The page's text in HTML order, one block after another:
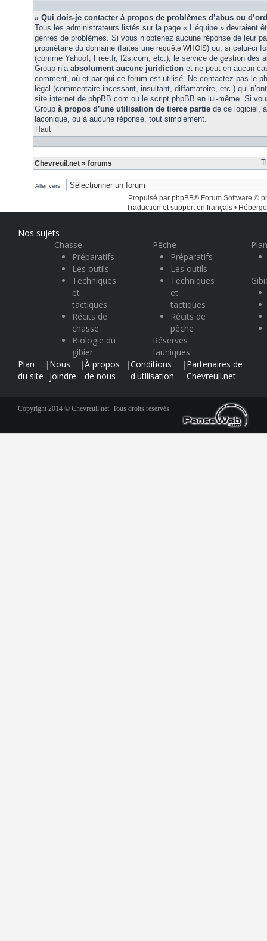
» Qui dois-je contacter à propos de problèmes d’abus ou
Tous les administrateurs listés sur la page « L’équipe » devraient
genres de problèmes. Si vous n’obtenez aucune réponse de leur
propriétaire du domaine (faites une requête WHOIS) ou, si celui-ci
(comme Yahoo!, Free.fr, f2s.com, etc.), le service de gestion des
Group n’a absolument aucune juridiction et ne peut en aucun
comment, où et par qui ce forum est utilisé. Ne contactez pas le
légal (commentaire incessant, insultant, diffamatoire, etc.) qui
site internet de phpBB.com ou le script phpBB en lui-même. Si
Group à propos d’une utilisation de tierce partie de ce logiciel,
laconique, ou à aucune réponse, tout simplement.
Haut
Chevreuil.net » forums
Aller vers :
Propulsé par phpBB® Forum Software ©
Traduction et support en français •
Nos sujets
Chasse
Préparatifs
Les outils
Techniques
et
tactiques
Récits de
chasse
Biologie du
gibier
Pêche
Préparatifs
Les outils
Techniques
et
tactiques
Récits de
pêche
Réserves
fauniques
Plan
du site
| Nous
joindre
|À propos
de nous
|Conditions
d'utilisation
| Partenaires de
Chevreuil.net
Copyright 2014 © Chevreuil.net. Tous droits réservés.